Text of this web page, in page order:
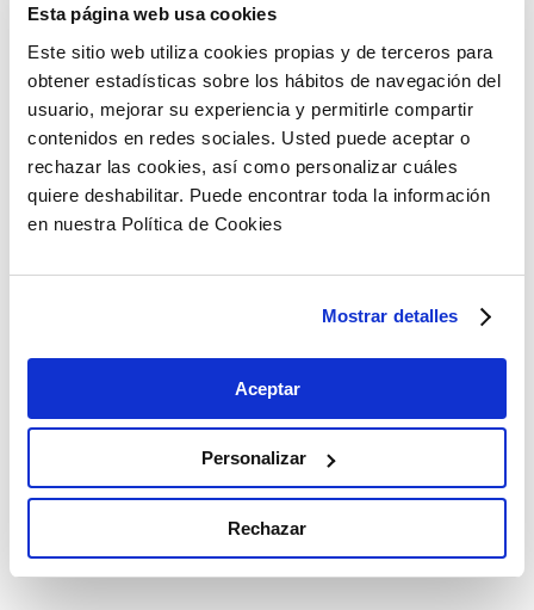
Esta página web usa cookies
Este sitio web utiliza cookies propias y de terceros para
obtener estadísticas sobre los hábitos de navegación del
usuario, mejorar su experiencia y permitirle compartir
contenidos en redes sociales. Usted puede aceptar o
rechazar las cookies, así como personalizar cuáles
quiere deshabilitar. Puede encontrar toda la información
en nuestra Política de Cookies
Mostrar detalles
Aceptar
Personalizar
Rechazar
transporte del futuro, donde son determinantes
variables como el acceso a las materias primas y su
precio, la legislación y las ayudas estatales, el
desarrollo de infraestructuras (sobre todo de
recarga de vehículos eléctricos) y la apuesta por la
innovación digital.
Artículos relacionados